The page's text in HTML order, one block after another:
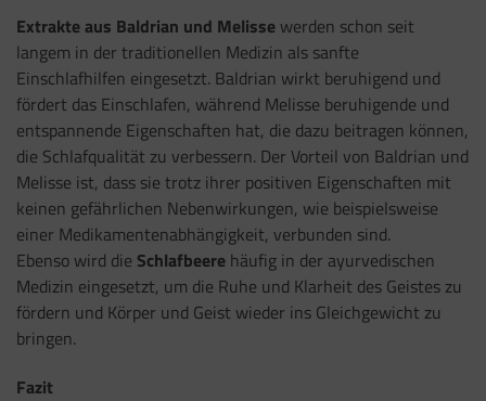
Extrakte aus Baldrian und Melisse werden schon seit
langem in der traditionellen Medizin als sanfte
Einschlafhilfen eingesetzt. Baldrian wirkt beruhigend und
fördert das Einschlafen, während Melisse beruhigende und
entspannende Eigenschaften hat, die dazu beitragen können,
die Schlafqualität zu verbessern. Der Vorteil von Baldrian und
Melisse ist, dass sie trotz ihrer positiven Eigenschaften mit
keinen gefährlichen Nebenwirkungen, wie beispielsweise
einer Medikamentenabhängigkeit, verbunden sind.
Ebenso wird die Schlafbeere häufig in der ayurvedischen
Medizin eingesetzt, um die Ruhe und Klarheit des Geistes zu
fördern und Körper und Geist wieder ins Gleichgewicht zu
bringen.
Fazit